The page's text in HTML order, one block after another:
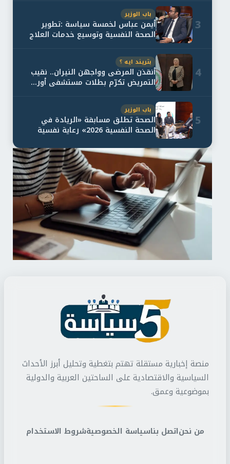
3
باب الوزير
أيمن عباس لخمسة سياسة :تطوير
الصحة النفسية وتوسيع خدمات العلاج
4
بتريند ايه ؟
أنقذن المرضى وواجهن النيران.. نقيب
التمريض تكرّم بطلات مستشفى أور...
5
باب الوزير
الصحة تطلق مسابقة «الريادة في
الصحة النفسية 2026» رعاية نفسية
منصة إخبارية مستقلة تهتم بتغطية وتحليل أبرز الأحداث
السياسية والاقتصادية على الساحتين العربية والدولية
بموضوعية وعمق.
من نحناتصل بناسياسة الخصوصيةشروط الاستخدام